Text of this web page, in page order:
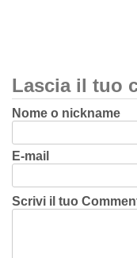
Lascia il tuo
Nome o nickname
E-mail
Scrivi il tuo